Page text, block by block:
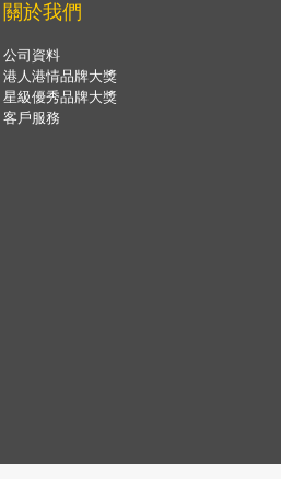
關於我們
公司資料
港人港情品牌大獎
星級優秀品牌大獎
客戶服務